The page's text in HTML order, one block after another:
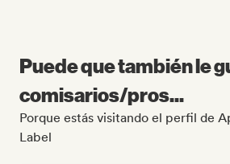
Puede que también le
comisarios/pros...
Porque estás visitando el perfil de
Label